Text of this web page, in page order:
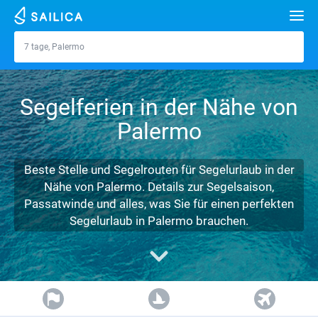
Palermo
7 tage, Palermo
Jachten
Kroatien
Griechenland
Italien
Türkei
Spanien
Frankreich
Teilt
Sibenik
Zadar
Sardinien
Sizilien
Alimos Marina
D-Marin Lefkas
Marina Dalmacija
D-Marin Gouvia Marina
Beneteau
Jeanneau
Bavaria
Lagoon 40
Lagoon 42
Bavaria C42
Reiseziele
Zadar
Split
Dubrovnik
Biograd
Athen
Lefkada
Korfu
Volos
Mallorca
Ibiza
Gran Canaria
Azoren
Madeira
Sizilien
Marinas
Über uns
FAQ
Kostenvoranschlag gratis
FREE
Kontaktdaten
Segelferien in der Nähe von
Palermo
Beste Stelle und Segelrouten für Segelurlaub in der
Nähe von Palermo. Details zur Segelsaison,
Passatwinde und alles, was Sie für einen perfekten
Segelurlaub in Palermo brauchen.